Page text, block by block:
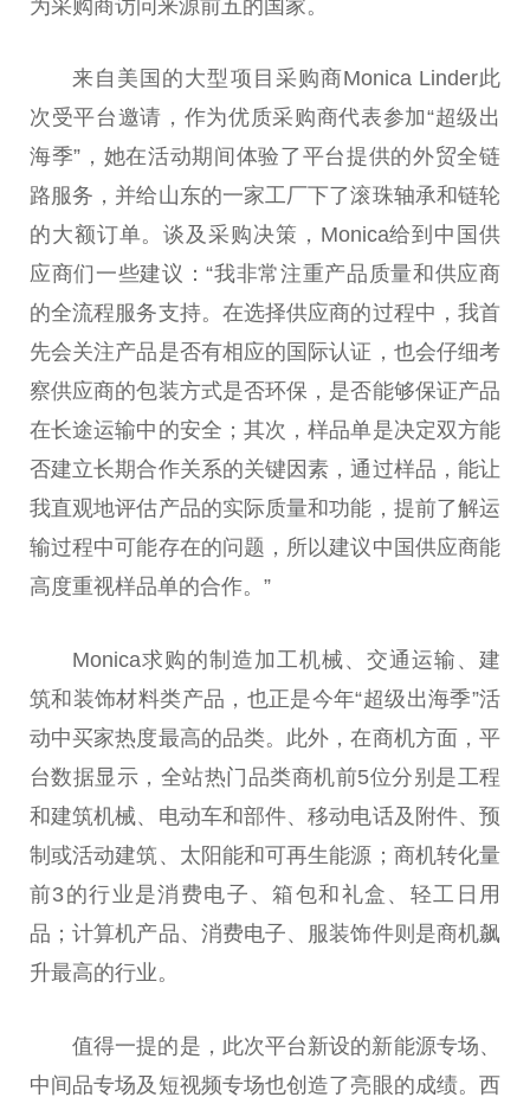
为采购商访问来源前五的国家。
来自美国的大型项目采购商Monica Linder此
次受平台邀请，作为优质采购商代表参加“超级出
海季”，她在活动期间体验了平台提供的外贸全链
路服务，并给山东的一家工厂下了滚珠轴承和链轮
的大额订单。谈及采购决策，Monica给到中国供
应商们一些建议：“我非常注重产品质量和供应商
的全流程服务支持。在选择供应商的过程中，我首
先会关注产品是否有相应的国际认证，也会仔细考
察供应商的包装方式是否环保，是否能够保证产品
在长途运输中的安全；其次，样品单是决定双方能
否建立长期合作关系的关键因素，通过样品，能让
我直观地评估产品的实际质量和功能，提前了解运
输过程中可能存在的问题，所以建议中国供应商能
高度重视样品单的合作。”
Monica求购的制造加工机械、交通运输、建
筑和装饰材料类产品，也正是今年“超级出海季”活
动中买家热度最高的品类。此外，在商机方面，平
台数据显示，全站热门品类商机前5位分别是工程
和建筑机械、电动车和部件、移动电话及附件、预
制或活动建筑、太阳能和可再生能源；商机转化量
前3的行业是消费电子、箱包和礼盒、轻工日用
品；计算机产品、消费电子、服装饰件则是商机飙
升最高的行业。
值得一提的是，此次平台新设的新能源专场、
中间品专场及短视频专场也创造了亮眼的成绩。西